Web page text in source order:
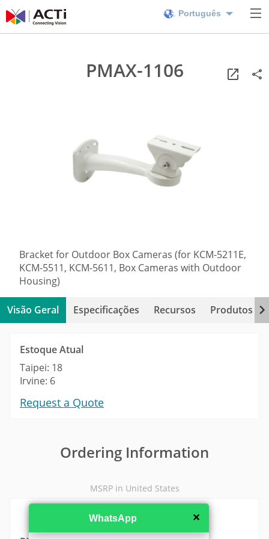
Português
PMAX-1106
Bracket for Outdoor Box Cameras (for KCM-5211E,
KCM-5511, KCM-5611, Box Cameras with Outdoor
Housing)
Visão Geral Especificações Recursos Produtos
Estoque Atual
Taipei: 18
Irvine: 6
Request a Quote
Ordering Information
MSRP in United States
✕
WhatsApp